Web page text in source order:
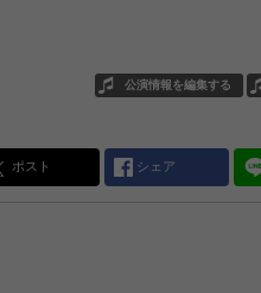
公演情報を編集する
ポスト シェア